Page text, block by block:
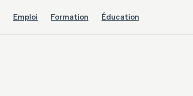
Emploi Formation Éducation